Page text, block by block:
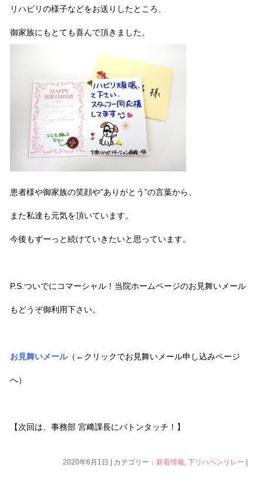
リハビリの様子などをお送りしたところ、
御家族にもとても喜んで頂きました。
患者様や御家族の笑顔や”ありがとう”の言葉から、
また私達も元気を頂いています。
今後もずーっと続けていきたいと思っています。
P.S.ついでにコマーシャル！当院ホームページのお見舞いメール
もどうぞ御利用下さい。
お見舞いメール（←クリックでお見舞いメール申し込みページ
へ）
【次回は、事務部 宮﨑課長にバトンタッチ！】
2020年6月1日 | カテゴリー： 新着情報,下リハペンリレー